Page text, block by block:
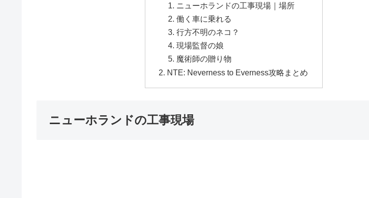
ニューホランドの工事現場｜場所
働く車に乗れる
行方不明のネコ？
現場監督の娘
魔術師の贈り物
NTE: Neverness to Everness攻略まとめ
ニューホランドの工事現場